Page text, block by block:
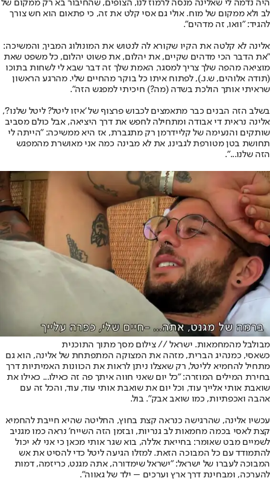
היה נדמה לי שאלינה מנסה לרמוז לנו, הצופים, שהחיבור בא רק ממקום של
לב ולא ממקום של מוח. אולי גם אסי קלט את זה, כי פתאום הוא חש צורך
להגיד: "וואו, זה מדהים".
אלינה לא קלטה את הקיו שקורא לה לנטוש את המונולוג המביך, והמשיכה:
"את הדבר הכי מדהים שקיים, את יהלום, את פשוט יהלום, כל משפט שאת
מוציאה מהפה שלך צריך למסגר, האמת שלך זה דבר שבא לי לשחות בתוכו
(תודה אלוהים, ש.נ.), לפתוח איתו כל בוקר מהחיים שלי. מהרגע הראשון
שראיתי אותך הולכת בשדה (מה?) חיכיתי למפגש הזה".
בשלב הזה הבנים כבר מתאמצים לכבוש פרצוף של 'איזו ליטל? ליטל שלנו?',
אלינה נראית די אבודה ומתחילה לחפש את דרך היציאה, אבל כולם מסביב
שותקים והנעימה של קליידרמן רק מתגברת, אז היא ממשיכה: "הייתה לי
תחושת בטן מטורפת לגבינו, את לא מבינה כמה אני מאושרת מהמפגש
הזה שלנו...".
מבולבל מהמחמאות. ישראל // צילום מסך מתוך התוכנית
כשאסי, כמנהיג הברית, מזהה את המצוקה המתפתחת של אלינה, הוא גם
מתחיל להחמיא לליטל, רק שאצלו ניתן לראות את הכוונות האמיתיות דרך
בחירת המילים המוזרה: "כל יום שאני חווה איתך פה זה כאילו... כאילו את
שואבת אותי אלייך עוד, וכל יום את שואבת אותי עוד, עוד, והכל זה עם
אהבה ואכפתיות, כמו שואב אבק". בול.
עכשיו אלינה, שהרגישה כנראה קצת בחוץ, החליטה שהיא חייבת להחמיא
קצת לאסי בכמה מחמאות לב גנריות, ובזמן הזה השייח' נראה כמו מגניב
לשמיים מבט שאומר: בחייאת אללה, בוא שגר אותי מכאן כי אני לא יכול
להתמודד עם כל המבוכה הזאת. למזלו הגיעה ליטל כדי להסיט את אש
המבוכה לעברו של ישראל: "ישראל שימדורה, אתה מגנט, כריזמה, דמות
להערכה, ומבחינת דרך ארץ וערכים – ילד של גאווה".